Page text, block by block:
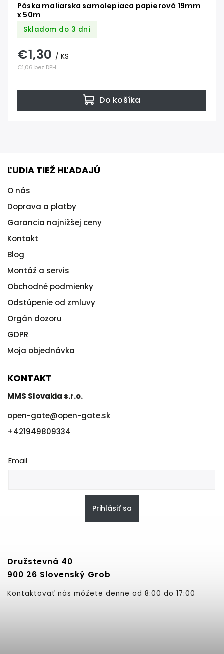
Páska maliarska samolepiaca papierová 19mm
x 50m
Skladom do 3 dní
€1,06 bez DPH
€1,30 / KS
Do košíka
ĽUDIA TIEŽ HĽADAJÚ
O nás
Doprava a platby
Garancia najnižšej ceny
Kontakt
Blog
Montáž a servis
Obchodné podmienky
Odstúpenie od zmluvy
Orgán dozoru
GDPR
Moja objednávka
KONTAKT
MMS Slovakia s.r.o.
open-gate@open-gate.sk
+421949809334
Email
Prihlásiť sa
Družstevná 40
900 26 Slovenský Grob
Kontaktovať nás môžete denne od 8:00 do 17:00